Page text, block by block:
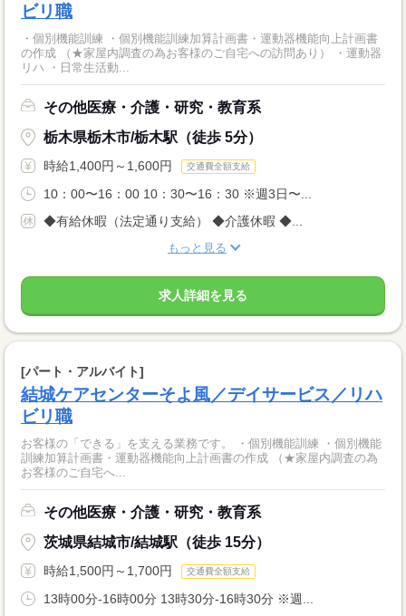
ビリ職
・個別機能訓練 ・個別機能訓練加算計画書・運動器機能向上計画書
の作成 （★家屋内調査の為お客様のご自宅への訪問あり） ・運動器
リハ ・日常生活動...
その他医療・介護・研究・教育系
栃木県栃木市/栃木駅（徒歩 5分）
時給1,400円～1,600円 交通費全額支給
10：00〜16：00 10：30〜16：30 ※週3日〜...
◆有給休暇（法定通り支給） ◆介護休暇 ◆...
もっと見る
求人詳細を見る
[パート・アルバイト]
結城ケアセンターそよ風／デイサービス／リハ
ビリ職
お客様の「できる」を支える業務です。 ・個別機能訓練 ・個別機能
訓練加算計画書・運動器機能向上計画書の作成 （★家屋内調査の為
お客様のご自宅へ...
その他医療・介護・研究・教育系
茨城県結城市/結城駅（徒歩 15分）
時給1,500円～1,700円 交通費全額支給
13時00分-16時00分 13時30分-16時30分 ※週...